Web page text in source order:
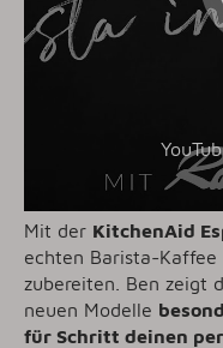
Mit der KitchenAid
echten Barista-Kaffee
zubereiten. Ben zeigt
neuen Modelle
für Schritt deinen